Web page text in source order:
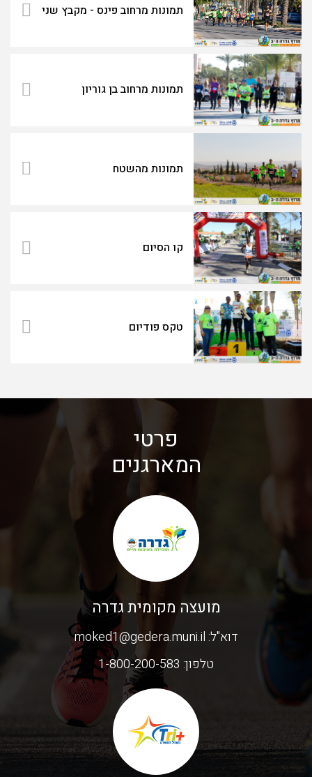
תמונות מרחוב פינס - מקבץ שני
תמונות מרחוב בן גוריון
תמונות מהשטח
קו הסיום
טקס פודיום
פרטי
המארגנים
מועצה מקומית גדרה
דוא"ל: moked1@gedera.muni.il
טלפון: 1-800-200-583